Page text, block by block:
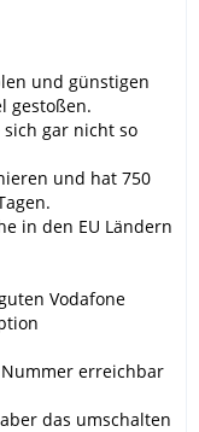
und günstigen
gestoßen.
gar nicht so
und hat 750
in den EU Ländern
Vodafone
erreichbar
das umschalten